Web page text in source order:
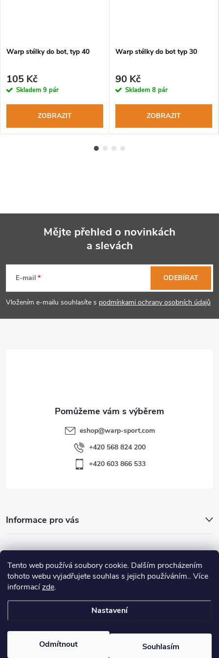
Tento web používá soubory cookie. Dalším procházením
tohoto webu vyjadřujete souhlas s jejich používáním.. Více
informacízde.
Nastavení
Odmítnout Souhlasím
Warp stélky do bot, typ 40
105 Kč
Skladem 9 pár
ZOBRAZIT
Warp stélky do bot typ 30
90 Kč
Skladem 8 pár
ZOBRAZIT
p
Mějte přehled o novinkách
a slevách
E-mail
Vložením e-mailu souhlasíte s podmínkami ochrany osobních údajů
ODEBÍRAT
eshop@warp-sport.com
+420 568 824 200
+420 603 866 533
Informace pro vás
Nejhledanější
Důležité odkazy
Warp-Sport.com. Všechna práva vyhrazena.